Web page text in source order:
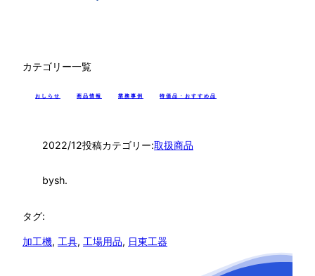
カテゴリー一覧
おしらせ 商品情報 業務事例 特価品・おすすめ品
2022/12投稿カテゴリー:取扱商品
bysh.
タグ:
加工機, 工具, 工場用品, 日東工器